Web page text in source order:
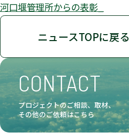
河口堰管理所からの表彰_
ニュースTOPに戻る
CONTACT
プロジェクトのご相談、取材、
その他のご依頼はこちら